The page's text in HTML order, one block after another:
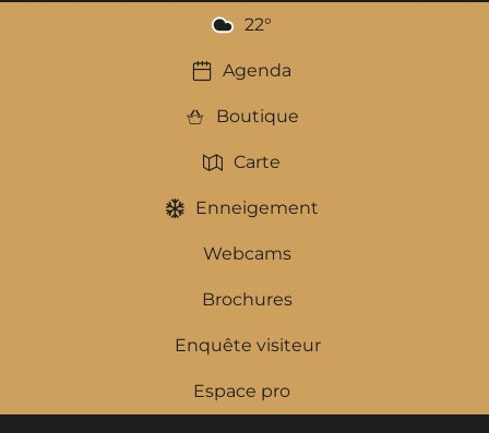
22°
Agenda
Boutique
Carte
Enneigement
Webcams
Brochures
Enquête visiteur
Espace pro